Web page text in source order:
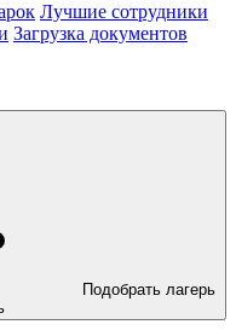
Лучшие сотрудники
Загрузка документов
Подобрать лагерь